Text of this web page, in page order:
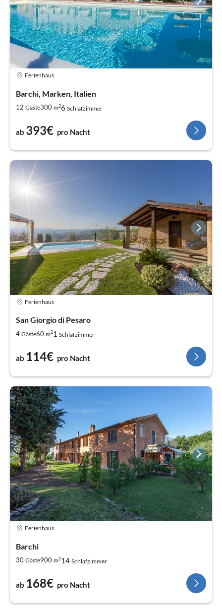
Ferienhaus
Barchi, Marken, Italien
12 Gäste300 m26 Schlafzimmer
ab 393€ pro Nacht
Ferienhaus
San Giorgio di Pesaro
4 Gäste60 m21 Schlafzimmer
ab 114€ pro Nacht
Ferienhaus
Barchi
30 Gäste900 m214 Schlafzimmer
ab 168€ pro Nacht